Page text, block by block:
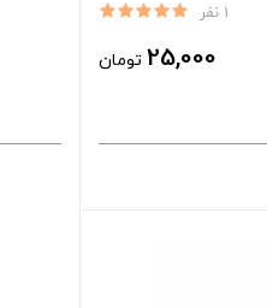
1 نفر
25,000 تومان